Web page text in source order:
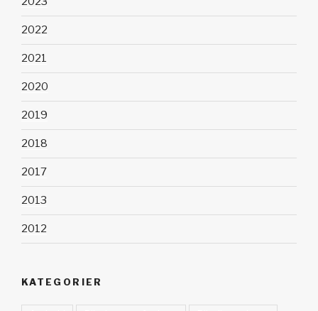
2022
2021
2020
2019
2018
2017
2013
2012
KATEGORIER